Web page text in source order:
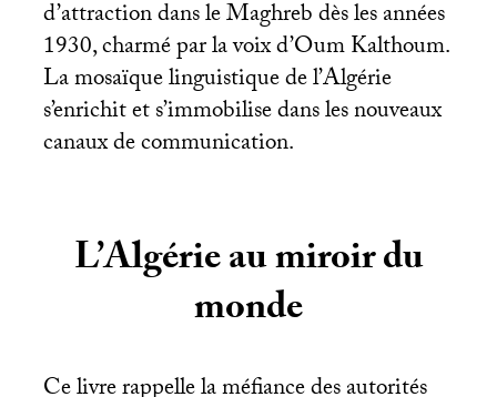
d’attraction dans le Maghreb dès les années
1930, charmé par la voix d’Oum Kalthoum.
La mosaïque linguistique de l’Algérie
s’enrichit et s’immobilise dans les nouveaux
canaux de communication.
L’Algérie au miroir du
monde